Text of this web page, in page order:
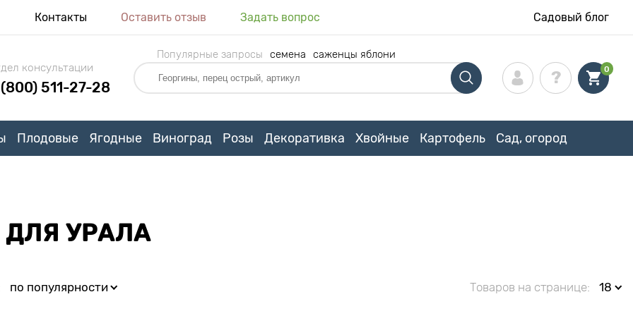
Контакты Оставить отзыв Задать вопрос Садовый блог
консультации
511-27-28
Популярные запросы семена саженцы яблони
0
Плодовые Ягодные Виноград Розы Декоративка Хвойные Картофель Сад, огород
УРАЛА
по популярности Товаров на странице: 18